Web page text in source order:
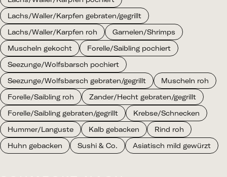
Lachs/Waller/Karpfen gebraten/gegrillt
Lachs/Waller/Karpfen roh
Garnelen/Shrimps
Muscheln gekocht
Forelle/Saibling pochiert
Seezunge/Wolfsbarsch pochiert
Seezunge/Wolfsbarsch gebraten/gegrillt
Muscheln roh
Forelle/Saibling roh
Zander/Hecht gebraten/gegrillt
Forelle/Saibling gebraten/gegrillt
Krebse/Schnecken
Hummer/Languste
Kalb gebacken
Rind roh
Huhn gebacken
Sushi & Co. Asiatisch mild gewürzt